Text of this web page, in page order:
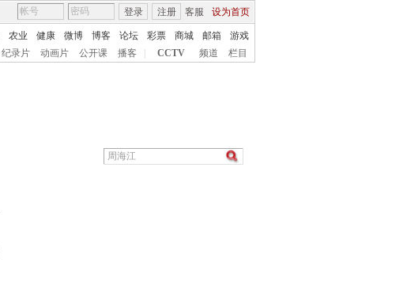
客服 设为首页
登录 注册
农业 健康 微博 博客 论坛 彩票 商城 邮箱
游戏
纪录片 动画片 公开课 播客 CCTV 频道 栏目